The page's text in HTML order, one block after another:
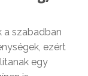
a szabadban
ezért
egy